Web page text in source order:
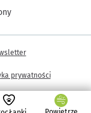
- wroclaw.pl
prywatności